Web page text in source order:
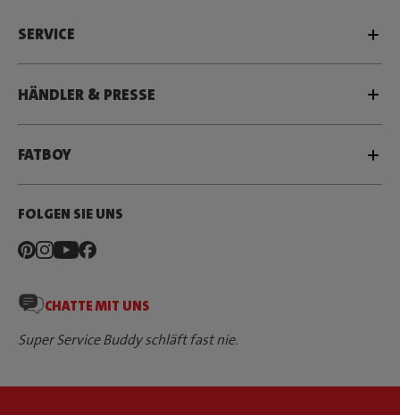
SERVICE
HÄNDLER & PRESSE
FATBOY
FOLGEN SIE UNS
CHATTE MIT UNS
Super Service Buddy schläft fast nie.